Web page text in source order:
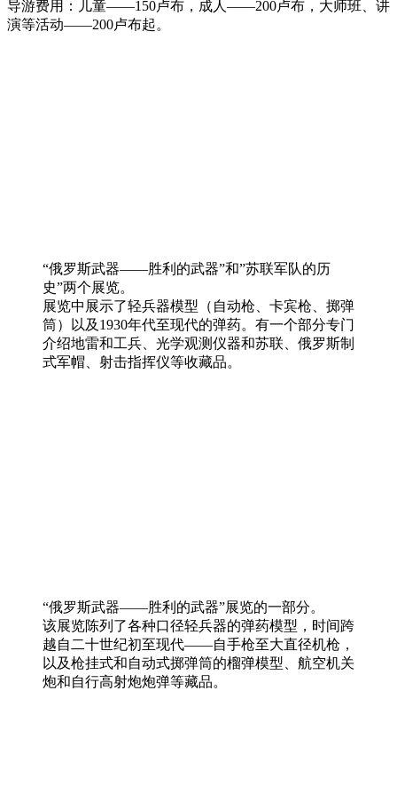
导游费用：儿童——150卢布，成人——200卢布，大师班、讲
演等活动——200卢布起。
“俄罗斯武器——胜利的武器”和”苏联军队的历
史”两个展览。
展览中展示了轻兵器模型（自动枪、卡宾枪、掷弹
筒）以及1930年代至现代的弹药。有一个部分专门
介绍地雷和工兵、光学观测仪器和苏联、俄罗斯制
式军帽、射击指挥仪等收藏品。
“俄罗斯武器——胜利的武器”展览的一部分。
该展览陈列了各种口径轻兵器的弹药模型，时间跨
越自二十世纪初至现代——自手枪至大直径机枪，
以及枪挂式和自动式掷弹筒的榴弹模型、航空机关
炮和自行高射炮炮弹等藏品。